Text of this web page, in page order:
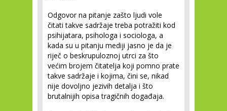
Odgovor na pitanje zašto ljudi vole
čitati takve sadržaje treba potražiti kod
psihijatara, psihologa i sociologa, a
kada su u pitanju mediji jasno je da je
riječ o beskrupuloznoj utrci za što
većim brojem čitatelja koji pomno prate
takve sadržaje i kojima, čini se, nikad
nije dovoljno jezivih detalja i što
brutalnijih opisa tragičnih događaja.